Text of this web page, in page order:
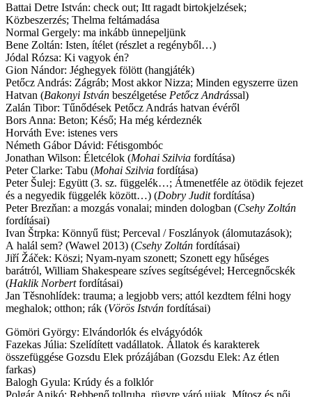
Battai Detre István: check out; Itt ragadt birtokjelzések;
Közbeszerzés; Thelma feltámadása
Normal Gergely: ma inkább ünnepeljünk
Bene Zoltán: Isten, ítélet (részlet a regényből…)
Jódal Rózsa: Ki vagyok én?
Gion Nándor: Jéghegyek fölött (hangjáték)
Petőcz András: Zágráb; Most akkor Nizza; Minden egyszerre üzen
Hatvan (Bakonyi István beszélgetése Petőcz Andrással)
Zalán Tibor: Tűnődések Petőcz András hatvan évéről
Bors Anna: Beton; Késő; Ha még kérdeznék
Horváth Eve: istenes vers
Németh Gábor Dávid: Fétisgombóc
Jonathan Wilson: Életcélok (Mohai Szilvia fordítása)
Peter Clarke: Tabu (Mohai Szilvia fordítása)
Peter Šulej: Együtt (3. sz. függelék…; Átmenetféle az ötödik fejezet
és a negyedik függelék között…) (Dobry Juditfordítása)
Peter Brezňan: a mozgás vonalai; minden dologban (Csehy Zoltán
fordításai)
Ivan Štrpka: Könnyű füst; Perceval / Foszlányok (álomutazások);
A halál sem? (Wawel 2013) (Csehy Zoltán fordításai)
Jiří Žáček: Köszi; Nyam-nyam szonett; Szonett egy hűséges
barátról, William Shakespeare szíves segítségével; Hercegnőcskék
(Haklik Norbertfordításai)
Jan Těsnohlídek: trauma; a legjobb vers; attól kezdtem félni hogy
meg­halok; otthon; rák (Vörös István fordításai)
Gömöri György: Elvándorlók és elvágyódók
Fazekas Júlia: Szelídített vadállatok. Állatok és karakterek
összefüggése Gozsdu Elek prózájában (Gozsdu Elek: Az étlen
farkas)
Balogh Gyula: Krúdy és a folklór
Polgár Anikó: Rebbenő tollruha, rügyre váró ujjak. Mítosz és női